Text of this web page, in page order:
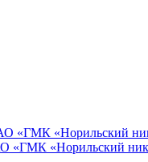
«ГМК «Норильский
«ГМК «Норильский